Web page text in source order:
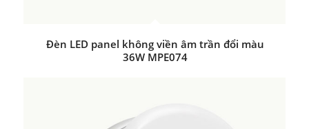
Đèn LED panel không viền âm trần đổi màu
36W MPE074